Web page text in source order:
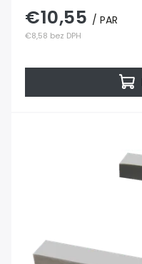
€8,58 bez DPH
€10,55 / PAR